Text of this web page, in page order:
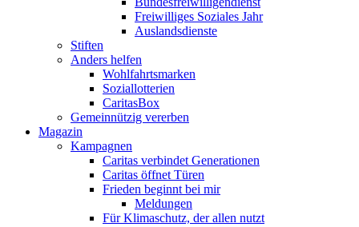
Freiwilliges Soziales Jahr
Auslandsdienste
Stiften
Anders helfen
Wohlfahrtsmarken
Soziallotterien
CaritasBox
Gemeinnützig vererben
Magazin
Kampagnen
Caritas verbindet Generationen
Caritas öffnet Türen
Frieden beginnt bei mir
Meldungen
Für Klimaschutz, der allen nutzt